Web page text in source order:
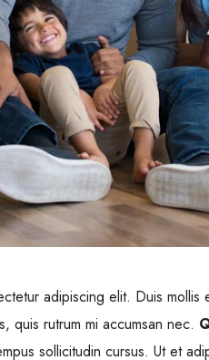
adipiscing elit. Duis
quis rutrum mi accumsan nec.
sollicitudin cursus. Ut et